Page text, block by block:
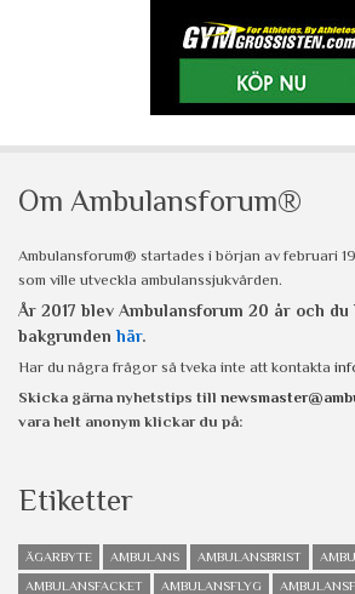
Om Ambulansforum®
Ambulansforum® startades i början av februari
som ville utveckla ambulanssjukvården.
År 2017 blev Ambulansforum 20 år och du
bakgrunden här.
Har du några frågor så tveka inte att kontakta
Skicka gärna nyhetstips till
vara helt anonym klickar du på:
Etiketter
ÄGARBYTE AMBULANS AMBULANSBRIST
AMBULANSFACKET
AMBULANSFLYG